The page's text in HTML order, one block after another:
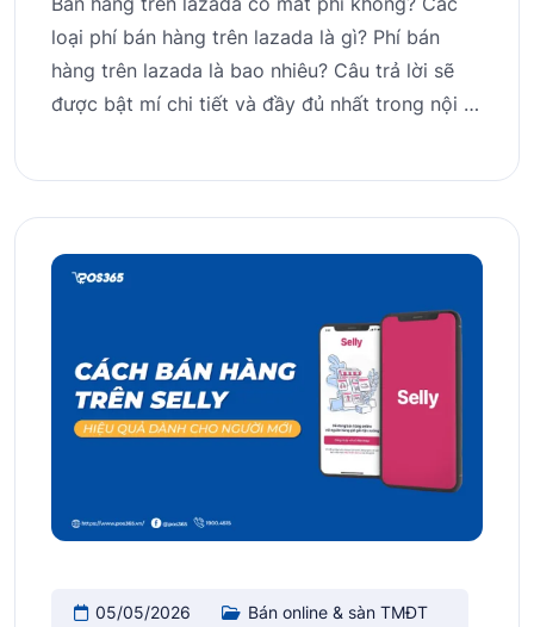
loại phí bán hàng trên lazada là gì? Phí bán
hàng trên lazada là bao nhiêu? Câu trả lời sẽ
được bật mí chi tiết và đầy đủ nhất trong nội …
05/05/2026 Bán online & sàn TMĐT